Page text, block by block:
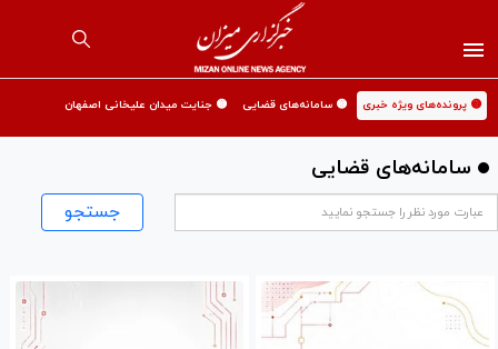
🟡 پرونده‌های ویژه خبری 🟡 سامانه‌های قضایی 🟡 جنایت میدان علیخانی اصفهان
سامانه‌های قضایی
جستجو